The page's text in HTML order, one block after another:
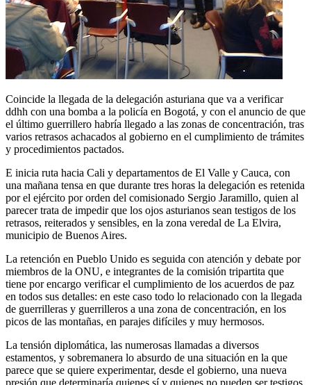
Coincide la llegada de la delegación asturiana que va a verificar
ddhh con una bomba a la policía en Bogotá, y con el anuncio de que
el último guerrillero habría llegado a las zonas de concentración, tras
varios retrasos achacados al gobierno en el cumplimiento de trámites
y procedimientos pactados.
E inicia ruta hacia Cali y departamentos de El Valle y Cauca, con
una mañana tensa en que durante tres horas la delegación es retenida
por el ejército por orden del comisionado Sergio Jaramillo, quien al
parecer trata de impedir que los ojos asturianos sean testigos de los
retrasos, reiterados y sensibles, en la zona veredal de La Elvira,
municipio de Buenos Aires.
La retención en Pueblo Unido es seguida con atención y debate por
miembros de la ONU, e integrantes de la comisión tripartita que
tiene por encargo verificar el cumplimiento de los acuerdos de paz
en todos sus detalles: en este caso todo lo relacionado con la llegada
de guerrilleras y guerrilleros a una zona de concentración, en los
picos de las montañas, en parajes difíciles y muy hermosos.
La tensión diplomática, las numerosas llamadas a diversos
estamentos, y sobremanera lo absurdo de una situación en la que
parece que se quiere experimentar, desde el gobierno, una nueva
presión que determinaría quienes sí y quienes no pueden ser testigos